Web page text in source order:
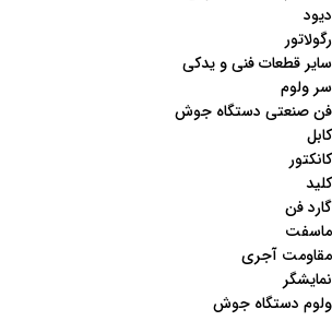
دیود
رگولاتور
سایر قطعات فنی و یدکی
سر ولوم
فن صنعتی دستگاه جوش
کابل
کانکتور
کلید
گارد فن
ماسفت
مقاومت آجری
نمایشگر
ولوم دستگاه جوش